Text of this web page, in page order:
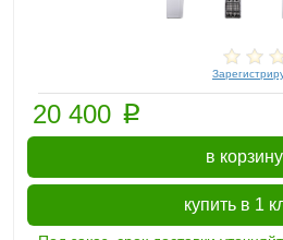
20 400 p
в корзину
купить в 1